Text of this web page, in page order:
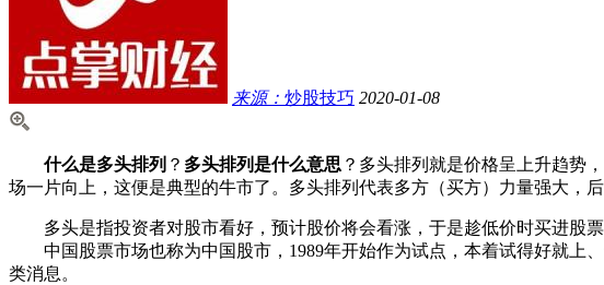
来源： 炒股技巧 2020-01-08
什么是多头排列 ？ 多头排列是什么意思 ？多头排列就是价格呈上升趋势
场一片向上，这便是典型的牛市了。多头排列代表多方（买方）力量强大，
多头是指投资者对股市看好，预计股价将会看涨，于是趁低价时买进股票
中国股票市场也称为中国股市，1989年开始作为试点，本着试得好就上
类消息。